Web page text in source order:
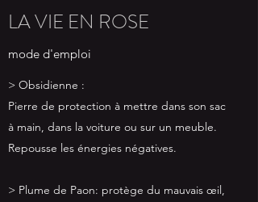
LA VIE EN ROSE
mode d'emploi
> Obsidienne :
Pierre de protection à mettre dans son sac
à main, dans la voiture ou sur un meuble.
Repousse les énergies négatives.
> Plume de Paon: protège du mauvais œil,